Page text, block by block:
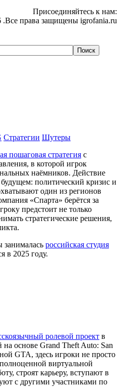
Присоединяйтесь к нам:
.Все права защищены igrofania.ru
Стратегии Шутеры
пошаговая стратегия с
в которой игрок
наёмников. Действие
будущем: политический кризис и
один из регионов
«Спарта» берётся за
предстоит не только
стратегические решения,
занималась российская студия
в 2025 году.
ролевой проект в
основе Grand Theft Auto: San
GTA, здесь игроки не просто
виртуальной
строят карьеру, вступают в
с другими участниками по